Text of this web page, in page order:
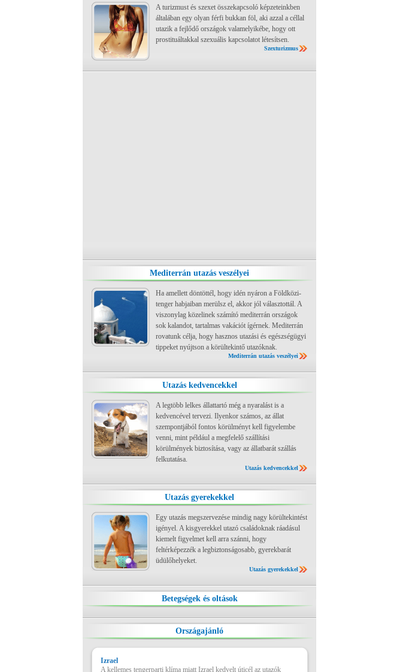
A turizmust és szexet összekapcsoló képzeteinkben
általában egy olyan férfi bukkan föl, aki azzal a céllal
utazik a fejlődő országok valamelyikébe, hogy ott
prostituáltakkal szexuális kapcsolatot létesítsen.
Szexturizmus
Mediterrán utazás veszélyei
Ha amellett döntöttél, hogy idén nyáron a Földközi-
tenger habjaiban merülsz el, akkor jól választottál. A
viszonylag közelinek számító mediterrán országok
sok kalandot, tartalmas vakációt ígérnek. Mediterrán
rovatunk célja, hogy hasznos utazási és egészségügyi
tippeket nyújtson a körültekintő utazóknak.
Mediterrán utazás veszélyei
Utazás kedvencekkel
A legtöbb lelkes állattartó még a nyaralást is a
kedvencével tervezi. Ilyenkor számos, az állat
szempontjából fontos körülményt kell figyelembe
venni, mint például a megfelelő szállítási
körülmények biztosítása, vagy az állatbarát szállás
felkutatása.
Utazás kedvencekkel
Utazás gyerekekkel
Egy utazás megszervezése mindig nagy körültekintést
igényel. A kisgyerekkel utazó családoknak ráadásul
kiemelt figyelmet kell arra szánni, hogy
feltérképezzék a legbiztonságosabb, gyerekbarát
üdülőhelyeket.
Utazás gyerekekkel
Betegségek és oltások
Országajánló
Izrael
A kellemes tengerparti klíma miatt Izrael kedvelt úticél az utazók